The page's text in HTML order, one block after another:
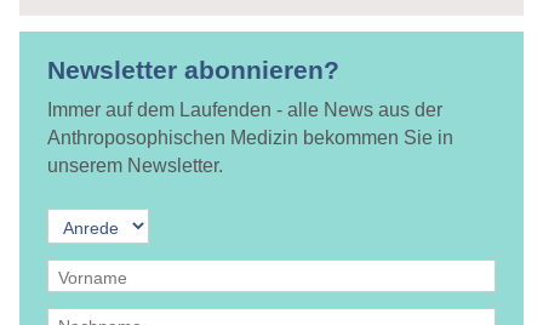
Newsletter abonnieren?
Immer auf dem Laufenden - alle News aus der
Anthroposophischen Medizin bekommen Sie in
unserem Newsletter.